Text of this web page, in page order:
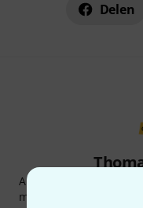
Delen
Abonneer u op de
met een beetje geluk